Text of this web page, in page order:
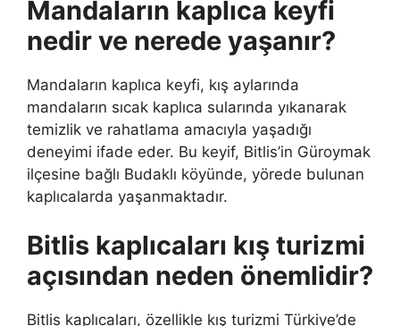
Mandaların kaplıca keyfi
nedir ve nerede yaşanır?
Mandaların kaplıca keyfi, kış aylarında
mandaların sıcak kaplıca sularında yıkanarak
temizlik ve rahatlama amacıyla yaşadığı
deneyimi ifade eder. Bu keyif, Bitlis’in Güroymak
ilçesine bağlı Budaklı köyünde, yörede bulunan
kaplıcalarda yaşanmaktadır.
Bitlis kaplıcaları kış turizmi
açısından neden önemlidir?
Bitlis kaplıcaları, özellikle kış turizmi Türkiye’de